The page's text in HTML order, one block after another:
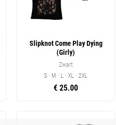
Slipknot Come Play Dying
(Girly)
Zwart
S · M · L · XL · 2XL
€ 25.00